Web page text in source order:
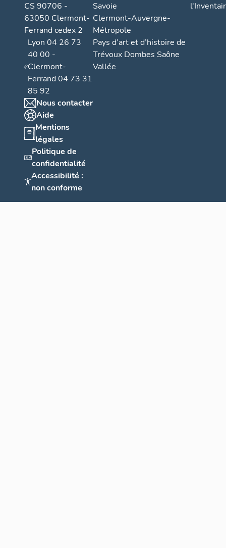
CS 90706 -
63050 Clermont-
Ferrand cedex 2
Lyon 04 26 73
40 00 -
Clermont-
Ferrand 04 73 31
85 92
Nous contacter
Aide
Mentions
légales
Politique de
confidentialité
Accessibilité :
non conforme
Savoie
Clermont-Auvergne-
Métropole
Pays d’art et d’histoire de
Trévoux Dombes Saône
Vallée